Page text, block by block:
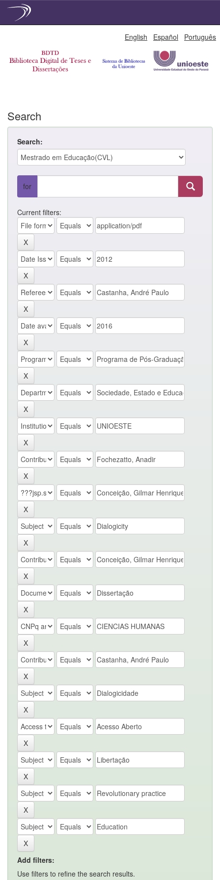
English Español Português
Search
Search:
for
Current filters:
Add filters:
Use filters to refine the search results.